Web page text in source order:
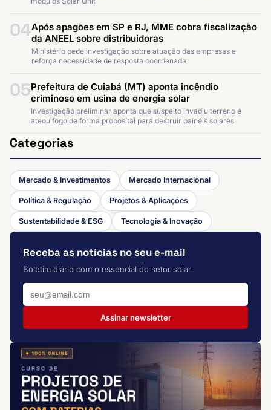
04Após apagões em SP e RJ, MME cobra fiscalização
da ANEEL sobre distribuidoras
Ministério pede investigação sobre atuação das empresas e
reforça necessidade de resposta coordenada
05Prefeitura de Cuiabá (MT) aponta incêndio
criminoso em usina de energia solar
Investigação preliminar aponta que suspeito invadiu terreno e
ateou fogo de forma proposital para destruir painéis solares
Categorias
Mercado & Investimentos Mercado Internacional
Política & Regulação Projetos & Aplicações
Sustentabilidade & ESG Tecnologia & Inovação
Receba as notícias no seu e-mail
Boletim diário com o essencial do setor solar
Assinar newsletter